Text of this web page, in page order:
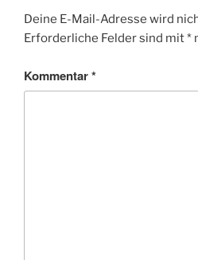
Deine E-Mail-Adresse wird
Erforderliche Felder sind mit*
Kommentar*